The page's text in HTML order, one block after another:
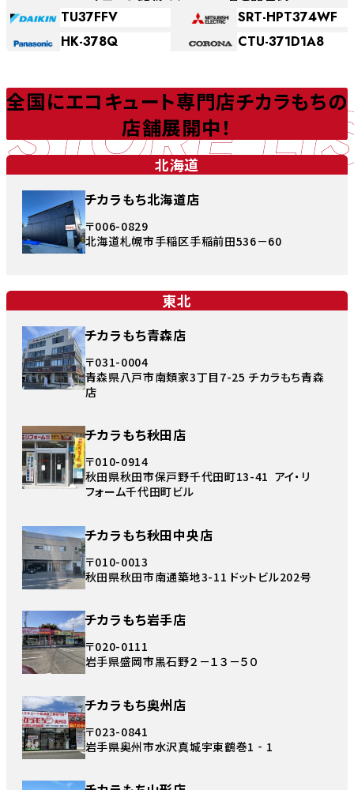
TU37FFV
SRT-HPT374WF
HK-378Q
CTU-371D1A8
STORE
全国にエコキュート専門店チカラもちの
店舗展開中！
北海道
チカラもち北海道店
〒006-0829
北海道札幌市手稲区手稲前田536－60
東北
チカラもち青森店
〒031-0004
青森県八戸市南類家3丁目7-25 チカラもち青森
店
チカラもち秋田店
〒010-0914
秋田県秋田市保戸野千代田町13-41 アイ・リ
フォーム千代田町ビル
チカラもち秋田中央店
〒010-0013
秋田県秋田市南通築地3-11 ドットビル202号
チカラもち岩手店
〒020-0111
岩手県盛岡市黒石野２－１３－５０
チカラもち奥州店
〒023-0841
岩手県奥州市水沢真城宇東鶴巻1‐1